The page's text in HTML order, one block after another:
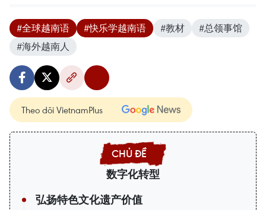
#全球越南语 #快乐学越南语 #教材
#总领事馆
#海外越南人
Theo dõi VietnamPlus
数字化转型
弘扬特色文化遗产价值